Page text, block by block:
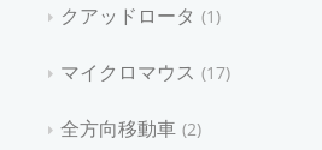
クアッドロータ 1
マイクロマウス 17
全方向移動車 2